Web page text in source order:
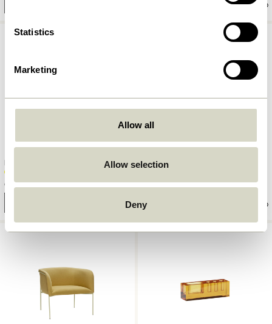
Statistics
Marketing
Allow all
Allow selection
Deny
Kiosk Glas Gul
62,00kr.
Aki Sengetøj 80/220 Blå/Gul
699,00kr.